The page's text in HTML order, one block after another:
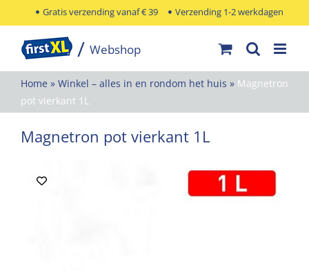
naar
inhoud
Gratis verzending vanaf € 39 Verzending 1-2 werkdagen
Home » Winkel – alles in en rondom het huis » Magnetron
pot vierkant 1L
Magnetron pot vierkant 1L